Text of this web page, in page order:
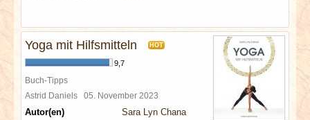
Yoga mit Hilfsmitteln HOT
9,7
Buch-Tipps
Astrid Daniels 05. November 2023
Autor(en)
Sara Lyn Chana